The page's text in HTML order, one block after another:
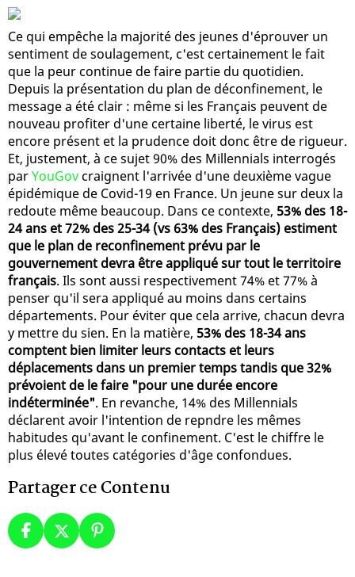
Ce qui empêche la majorité des jeunes d'éprouver un
sentiment de soulagement, c'est certainement le fait
que la peur continue de faire partie du quotidien.
Depuis la présentation du plan de déconfinement, le
message a été clair : même si les Français peuvent de
nouveau profiter d'une certaine liberté, le virus est
encore présent et la prudence doit donc être de rigueur.
Et, justement, à ce sujet 90% des Millennials interrogés
parYouGovcraignent l'arrivée d'une deuxième vague
épidémique de Covid-19 en France. Un jeune sur deux la
redoute même beaucoup. Dans ce contexte, 53% des 18-
24 ans et 72% des 25-34 (vs 63% des Français) estiment
que le plan de reconfinement prévu par le
gouvernement devra être appliqué sur tout le territoire
français. Ils sont aussi respectivement 74% et 77% à
penser qu'il sera appliqué au moins dans certains
départements. Pour éviter que cela arrive, chacun devra
y mettre du sien. En la matière, 53% des 18-34 ans
comptent bien limiter leurs contacts et leurs
déplacements dans un premier temps tandis que 32%
prévoient de le faire "pour une durée encore
indéterminée". En revanche, 14% des Millennials
déclarent avoir l'intention de repndre les mêmes
habitudes qu'avant le confinement. C'est le chiffre le
plus élevé toutes catégories d'âge confondues.
Partager ce Contenu